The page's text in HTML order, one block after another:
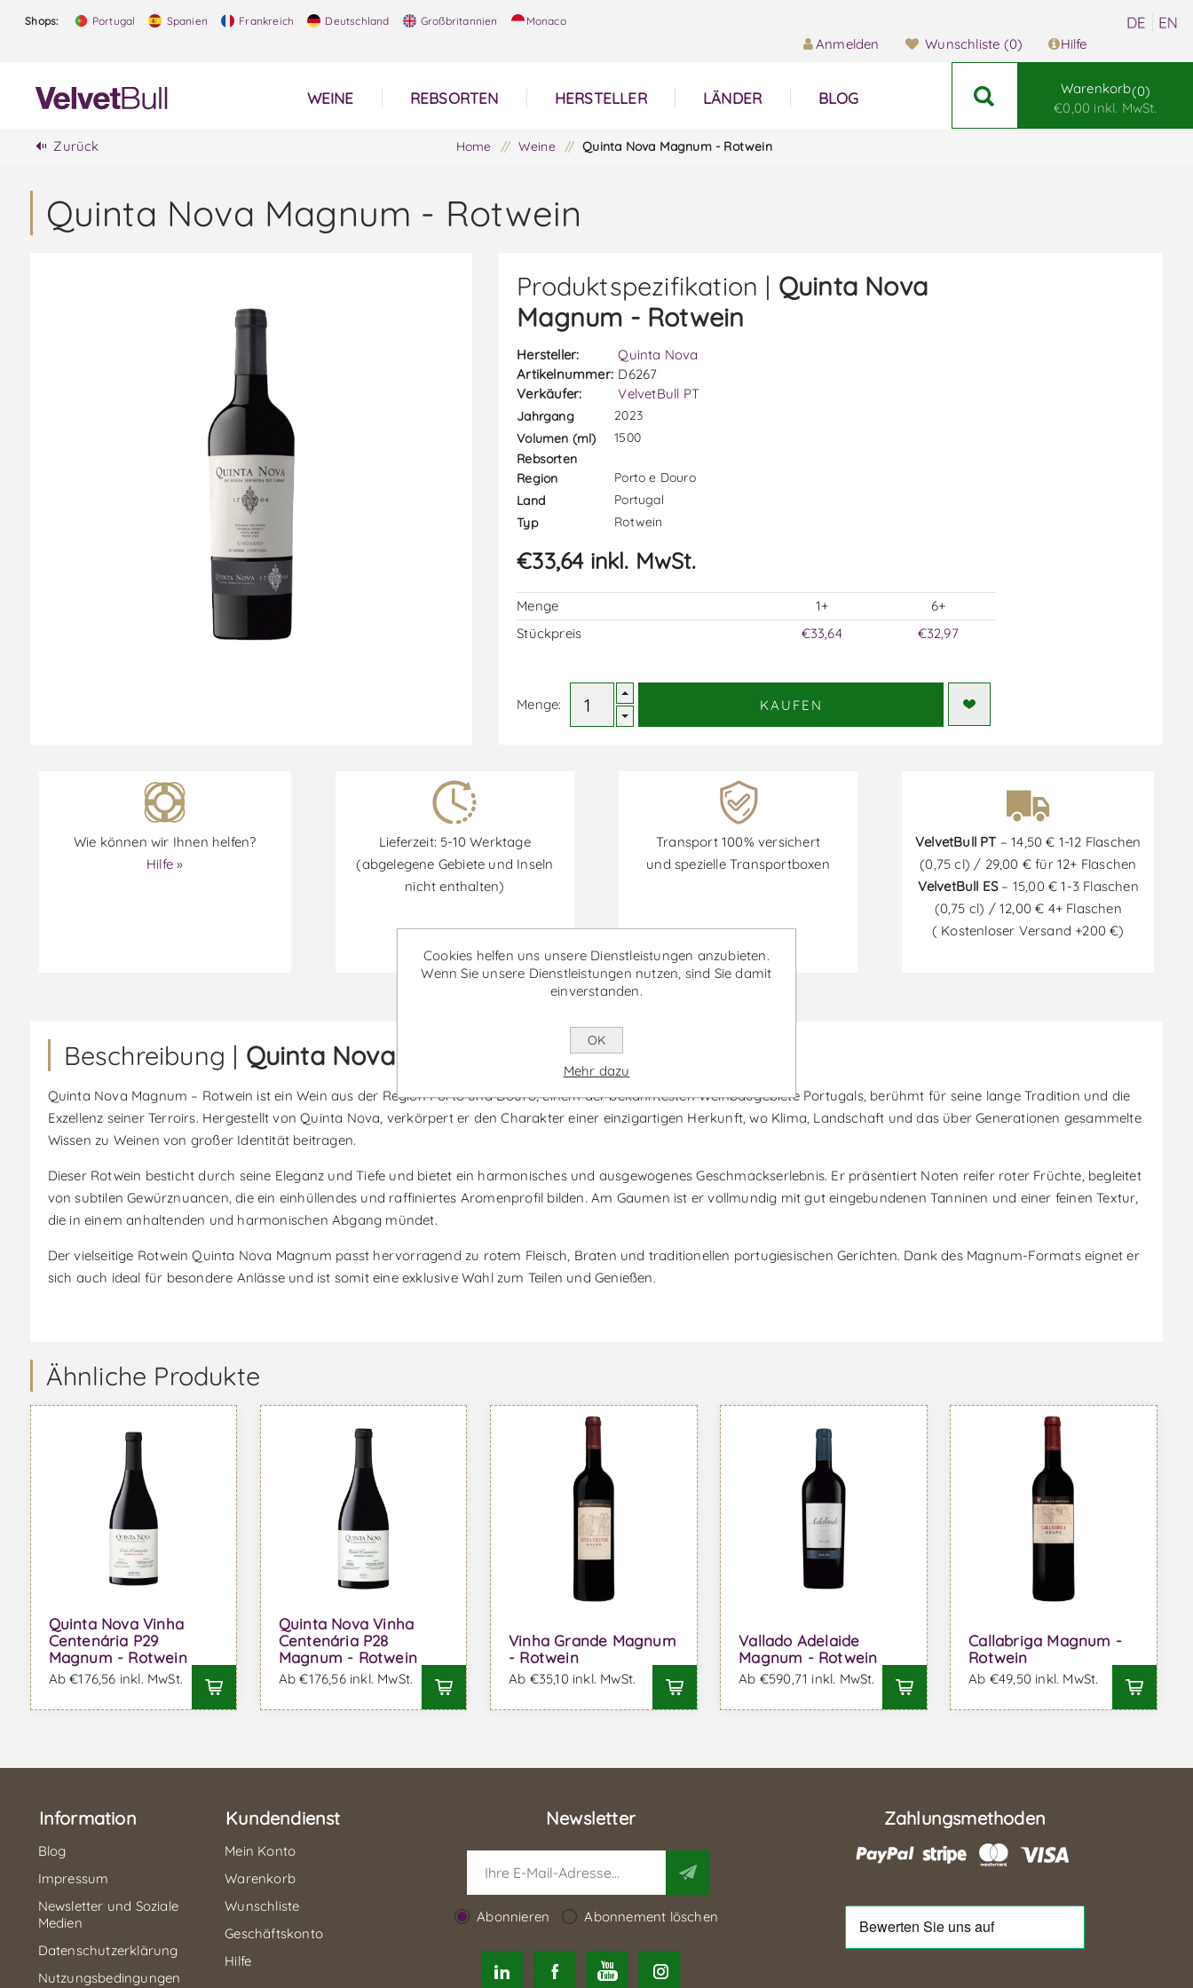
Shops: Portugal Spanien Frankreich Deutschland Großbritannien Monaco
Anmelden Wunschliste (0) Hilfe
WEINE REBSORTEN HERSTELLER LÄNDER BLOG
Warenkorb 0
€0,00 inkl. MwSt.
Zurück Home / Weine / Quinta Nova Magnum - Rotwein
Quinta Nova Magnum - Rotwein
Produktspezifikation | Quinta Nova
Magnum - Rotwein
Hersteller:
Quinta Nova
Artikelnummer: D6267
Verkäufer:
VelvetBull PT
Jahrgang
2023
Volumen (ml)
1500
Rebsorten
Region
Porto e Douro
Land
Portugal
Typ
Rotwein
€33,64 inkl. MwSt.
Menge 1+
6+
Stückpreis
€33,64 €32,97
Menge: KAUFEN
Wie können wir Ihnen helfen?
Hilfe »
Lieferzeit: 5-10 Werktage
(abgelegene Gebiete und Inseln
nicht enthalten)
Transport 100% versichert
und spezielle Transportboxen
VelvetBull PT – 14,50 € 1-12 Flaschen
(0,75 cl) / 29,00 € für 12+ Flaschen
VelvetBull ES– 15,00 € 1-3 Flaschen
(0,75 cl) / 12,00 € 4+ Flaschen
( Kostenloser Versand +200 €)
Rabatte sind vom 30/06/2026 bis zum 30/09/2026 verfügbar.
Beschreibung | Quinta Nova Magnum - Rotwein
Quinta Nova Magnum – Rotwein ist ein Wein aus der Region Porto und Douro, einem der bekanntesten Weinbaugebiete Portugals, berühmt für seine lange Tradition und die
Exzellenz seiner Terroirs. Hergestellt von Quinta Nova, verkörpert er den Charakter einer einzigartigen Herkunft, wo Klima, Landschaft und das über Generationen gesammelte
Wissen zu Weinen von großer Identität beitragen.
Dieser Rotwein besticht durch seine Eleganz und Tiefe und bietet ein harmonisches und ausgewogenes Geschmackserlebnis. Er präsentiert Noten reifer roter Früchte, begleitet
von subtilen Gewürznuancen, die ein einhüllendes und raffiniertes Aromenprofil bilden. Am Gaumen ist er vollmundig mit gut eingebundenen Tanninen und einer feinen Textur,
die in einem anhaltenden und harmonischen Abgang mündet.
Der vielseitige Rotwein Quinta Nova Magnum passt hervorragend zu rotem Fleisch, Braten und traditionellen portugiesischen Gerichten. Dank des Magnum-Formats eignet er
sich auch ideal für besondere Anlässe und ist somit eine exklusive Wahl zum Teilen und Genießen.
Ähnliche Produkte
Quinta Nova Vinha
Centenária P29
Magnum - Rotwein
Ab €176,56 inkl. MwSt.
Quinta Nova Vinha
Centenária P28
Magnum - Rotwein
Ab €176,56 inkl. MwSt.
Vinha Grande Magnum
- Rotwein
Ab €35,10 inkl. MwSt.
Vallado Adelaide
Magnum - Rotwein
Ab €590,71 inkl. MwSt.
Callabriga Magnum -
Rotwein
Ab €49,50 inkl. MwSt.
Information
Blog
Impressum
Newsletter und Soziale
Medien
Datenschutzerklärung
Nutzungsbedingungen
Kundendienst
Mein Konto
Warenkorb
Wunschliste
Geschäftskonto
Hilfe
Newsletter
Abonnieren Abonnement löschen
Zahlungsmethoden
Cookies helfen uns unsere Dienstleistungen anzubieten.
Wenn Sie unsere Dienstleistungen nutzen, sind Sie damit
einverstanden.
OK
Mehr dazu